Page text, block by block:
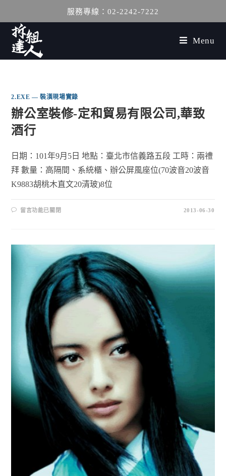
服務專線：02-2242-7222
Menu
2.EXE — 裝潢現場實錄
辦公室裝修-定和貿易有限公司,華致
酒行
日期：101年9月5日 地點：臺北市信義路五段 工時：兩禮
拜 數量：高隔間、系統櫃、辦公屏風座位(70波音20波音
K9883胡桃木直文20清玻)8位
留言功能已關閉 2013-06-30